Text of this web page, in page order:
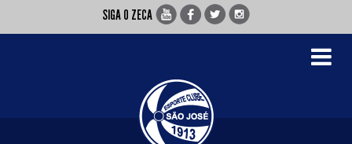
SIGA O ZECA
Toggle